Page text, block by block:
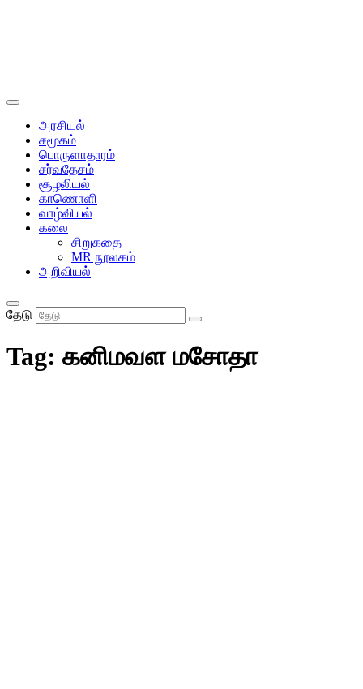
அரசியல்
சமூகம்
பொருளாதாரம்
சர்வதேசம்
சூழலியல்
காணொளி
வாழ்வியல்
கலை
சிறுகதை
MR நூலகம்
அறிவியல்
தேடு
Tag: கனிமவள மசோதா